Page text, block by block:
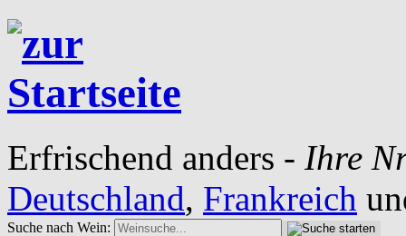
Erfrischend anders - Ihre
Deutschland, Frankreich
Suche nach Wein: